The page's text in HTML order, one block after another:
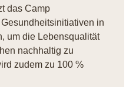
das Camp
in
um die Lebensqualität
nachhaltig zu
zudem zu 100 %